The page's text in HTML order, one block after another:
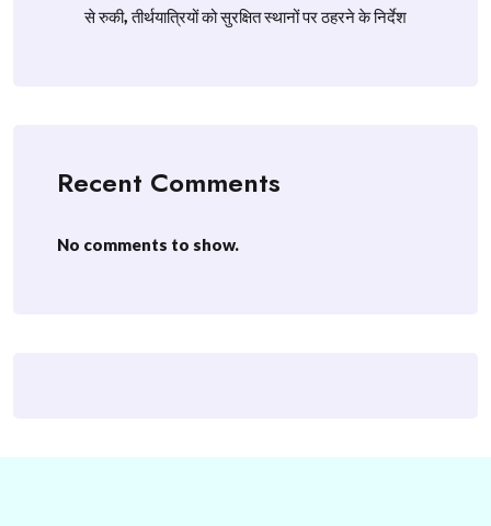
से रुकी, तीर्थयात्रियों को सुरक्षित स्थानों पर ठहरने के निर्देश
Recent Comments
No comments to show.